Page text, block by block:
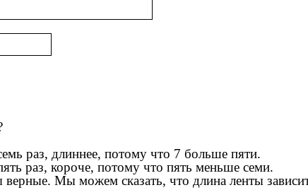
раз, длиннее, потому что 7 больше пяти.
раз, короче, потому что пять меньше семи.
Мы можем сказать, что длина ленты